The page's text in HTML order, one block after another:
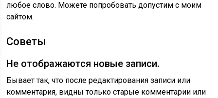
любое слово. Можете попробовать допустим с моим
сайтом.
Советы
Не отображаются новые записи.
Бывает так, что после редактирования записи или
комментария, видны только старые комментарии или